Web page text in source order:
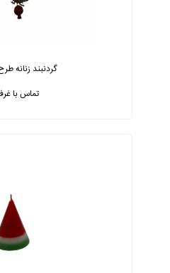
گردنبند زنانه
تماس با